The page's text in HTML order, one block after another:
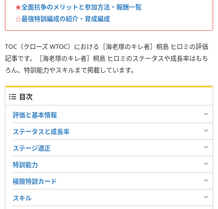
★全面抗争のメリットと参加方法・報酬一覧
☆最強特訓編成の紹介・育成編成
TOC（クローズ WTOC）における［海老塚のキレ者］桐島 ヒロミの評価
記事です。［海老塚のキレ者］桐島 ヒロミのステータスや成長率はもち
ろん、特訓能力やスキルまで掲載しています。
目次
評価と基本情報
ステータスと成長率
ステージ適正
特訓能力
極限特訓カード
スキル